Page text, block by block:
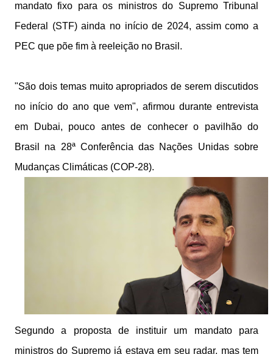
mandato fixo para os ministros do Supremo Tribunal
Federal (STF) ainda no início de 2024, assim como a
PEC que põe fim à reeleição no Brasil.
"São dois temas muito apropriados de serem discutidos
no início do ano que vem", afirmou durante entrevista
em Dubai, pouco antes de conhecer o pavilhão do
Brasil na 28ª Conferência das Nações Unidas sobre
Mudanças Climáticas (COP-28).
Segundo a proposta de instituir um mandato para
ministros do Supremo já estava em seu radar, mas tem